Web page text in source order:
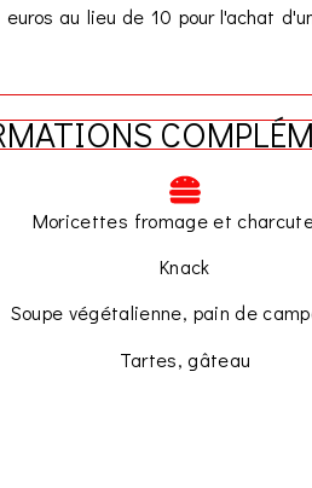
au lieu de 10 pour l'achat
Moricettes fromage et
Knack
Soupe végétalienne, pain de
Tartes, gâteau